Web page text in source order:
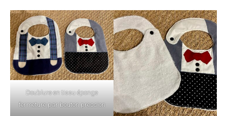
Doublure en tissu éponge
fermeture par bouton pression